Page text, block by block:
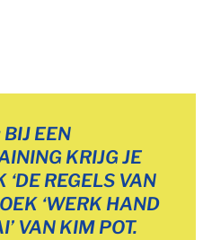
BIJ EEN
KRIJG JE
REGELS VAN
‘WERK HAND
VAN KIM POT.